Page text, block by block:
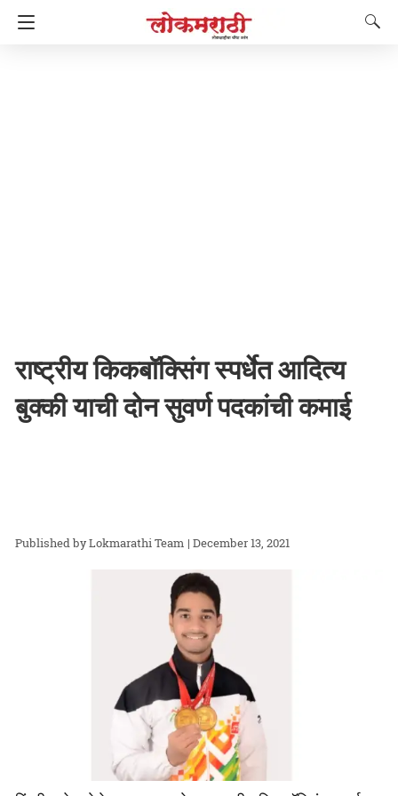
राष्ट्रीय किकबॉक्सिंग स्पर्धेत आदित्य
बुक्की याची दोन सुवर्ण पदकांची कमाई
Lokmarathi Team | December 13, 2021